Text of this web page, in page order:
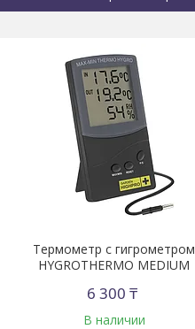
Термометр с гигрометром
HYGROTHERMO MEDIUM
6 300 ₸
В наличии